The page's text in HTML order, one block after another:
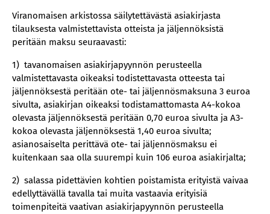
Viranomaisen arkistossa säilytettävästä asiakirjasta
tilauksesta valmistettavista otteista ja jäljennöksistä
peritään maksu seuraavasti:
1) tavanomaisen asiakirjapyynnön perusteella
valmistettavasta oikeaksi todistettavasta otteesta tai
jäljennöksestä peritään ote- tai jäljennösmaksuna 3 euroa
sivulta, asiakirjan oikeaksi todistamattomasta A4-kokoa
olevasta jäljennöksestä peritään 0,70 euroa sivulta ja A3-
kokoa olevasta jäljennöksestä 1,40 euroa sivulta;
asianosaiselta perittävä ote- tai jäljennösmaksu ei
kuitenkaan saa olla suurempi kuin 106 euroa asiakirjalta;
2) salassa pidettävien kohtien poistamista erityistä vaivaa
edellyttävällä tavalla tai muita vastaavia erityisiä
toimenpiteitä vaativan asiakirjapyynnön perusteella